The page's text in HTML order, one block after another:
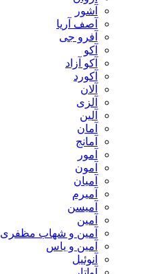
آشور
آصف آریا
آفرو جی
آکو
آکو آزاد
آکورد
آلان
آلزی
آلین
آمان
آمانج
آمور
آمون
آمیان
آمیرم
آمیسن
آمین
آمین و شهاب مظفری
آمین و یاس
آنوئیل